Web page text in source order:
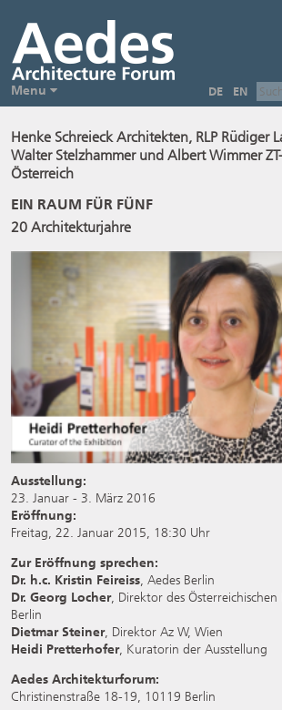
DE EN
Menu
Henke Schreieck Architekten, RLP Rüdiger
Walter Stelzhammer und Albert Wimmer
Österreich
EIN RAUM FÜR FÜNF
20 Architekturjahre
Ausstellung:
23. Januar - 3. März 2016
Eröffnung:
Freitag, 22. Januar 2015, 18:30 Uhr
Zur Eröffnung sprechen:
Dr. h.c. Kristin Feireiss, Aedes Berlin
Dr. Georg Locher, Direktor des
Berlin
Dietmar Steiner, Direktor Az W, Wien
Heidi Pretterhofer, Kuratorin der Ausstellung
Aedes Architekturforum:
Christinenstraße 18-19, 10119 Berlin